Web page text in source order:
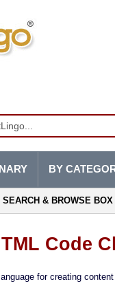
BY
SEARCH & BROWSE BOX
Code
for creating